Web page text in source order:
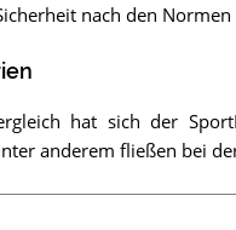
nach den
hat sich der
anderem fließen bei